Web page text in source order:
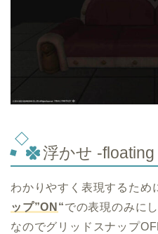
浮かせ -
わかりやすく表現するため
ップ”ON “での表現のみに
なのでグリッドスナップ